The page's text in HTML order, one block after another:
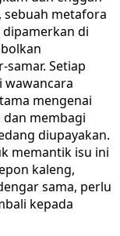
sebuah metafora
di
Setiap
wawancara
mengenai
membagi
diupayakan.
memantik isu ini
kaleng,
sama, perlu
kepada